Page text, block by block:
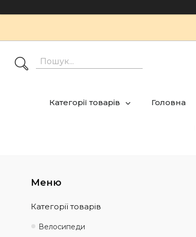
Категорії товарів Головна
Категорії товарів
Велосипеди